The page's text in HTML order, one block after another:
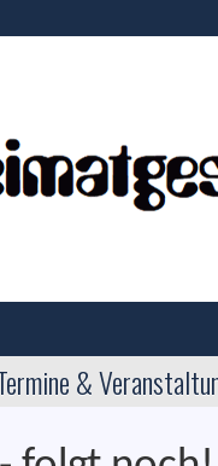
&